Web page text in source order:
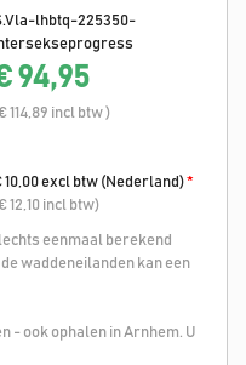
lhbtq-225350-
94,95
114,89 incl btw )
10,00 excl btw (Nederland)*
12,10 incl btw)
eenmaal berekend
waddeneilanden kan een
- ook ophalen in Arnhem. U